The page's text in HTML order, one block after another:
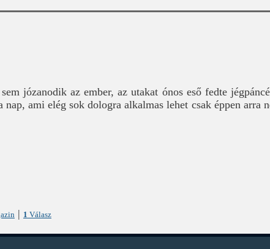
józanodik az ember, az utakat ónos eső fedte
ami elég sok dologra alkalmas lehet csak éppen arra
| 1 Válasz